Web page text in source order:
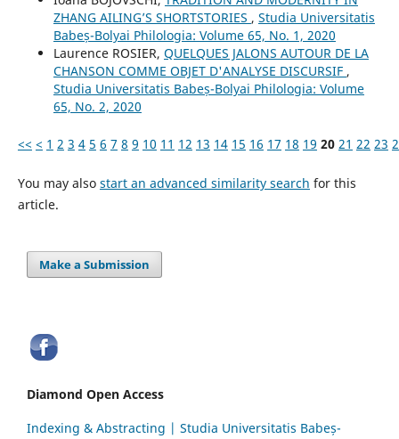
ZHANG AILING’S SHORTSTORIES , Studia Universitatis
Babeș-Bolyai Philologia: Volume 65, No. 1, 2020
Laurence ROSIER, QUELQUES JALONS AUTOUR DE LA
CHANSON COMME OBJET D'ANALYSE DISCURSIF ,
Studia Universitatis Babeș-Bolyai Philologia: Volume
65, No. 2, 2020
<< < 1 2 3 4 5 6 7 8 9 10 11 12 13 14 15 16 17 18 19 20 21 22 23
You may also start an advanced similarity search for this
article.
Make a Submission
Diamond Open Access
Indexing & Abstracting | Studia Universitatis Babeș-